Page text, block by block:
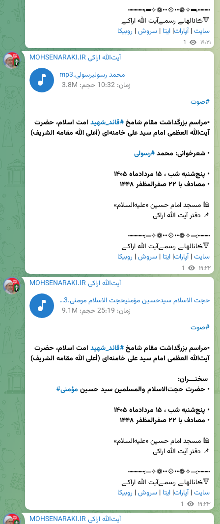
🔻ڪانالهاـے رسمـےآیت الله اراکـے
سایت | آپارات| ایتا | سروش | روبیکا
1 ۱۹:۲۱
MOHSENARAKI.IR آیت‌الله اراکی
محمد رسولیرسولی.mp3
زمان: 10:32 حجم: 3.8M
#صوت
▪️مراسم بزرگداشت مقام شامخ #قائد_شهید
آیت‌الله العظمی امام سید علی خامنه‌ای (أعلى الله مقامه الشريف)
• شعرخوانی: محمد #رسولی
•
• مصادف با ۲۲ صفرالمظفر ۱۴۴۸
🔻ڪانالهاـے رسمـےآیت الله اراکـے
سایت | آپارات| ایتا | سروش | روبیکا
1 ۱۹:۲۲
MOHSENARAKI.IR آیت‌الله اراکی
حجت الاسلام سیدحسین مؤمنیحجت الاسلام مومنی.mp3
زمان: 25:19حجم: 9.1M
#صوت
▪️مراسم بزرگداشت مقام شامخ #قائد_شهید
آیت‌الله العظمی امام سید علی خامنه‌ای (أعلى الله مقامه الشريف)
• حضرت حجت‌الاسلام والمسلمین سید حسین #مؤمنی
•
• مصادف با ۲۲ صفرالمظفر ۱۴۴۸
🔻ڪانالهاـے رسمـےآیت الله اراکـے
سایت | آپارات| ایتا | سروش | روبیکا
1 ۱۹:۲۳
MOHSENARAKI.IR آیت‌الله اراکی